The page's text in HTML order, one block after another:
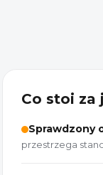
Co stoi za
Sprawdzony
przestrzega